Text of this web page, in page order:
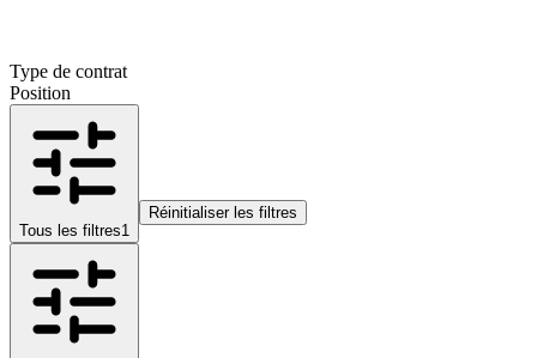
Type de contrat
Position
Tous les filtres1
Réinitialiser les filtres